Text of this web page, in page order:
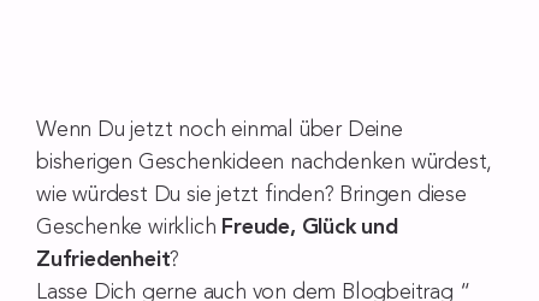
Wenn Du jetzt noch einmal über Deine
bisherigen Geschenkideen nachdenken würdest,
wie würdest Du sie jetzt finden? Bringen diese
Geschenke wirklich Freude, Glück und
Zufriedenheit?
Lasse Dich gerne auch von dem Blogbeitrag “